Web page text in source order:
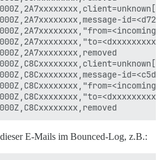
E-Mails im Bounced-Log, z.B.: